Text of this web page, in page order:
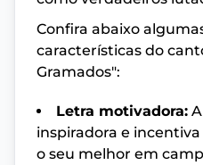
Confira abaixo
características do
Gramados":
Letra motivadora:
inspiradora e
o seu melhor em